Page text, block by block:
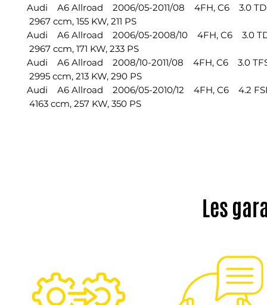
Audi A6 Allroad 2006/05-2011/08 4FH, C6 3.0
2967 ccm, 155 KW, 211 PS
Audi A6 Allroad 2006/05-2008/10 4FH, C6 3.0
2967 ccm, 171 KW, 233 PS
Audi A6 Allroad 2008/10-2011/08 4FH, C6 3.0
2995 ccm, 213 KW, 290 PS
Audi A6 Allroad 2006/05-2010/12 4FH, C6 4.2
4163 ccm, 257 KW, 350 PS
Les